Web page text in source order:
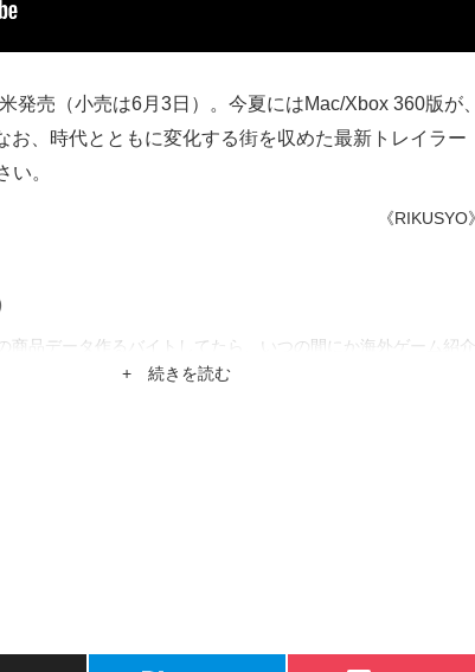
発売（小売は6月3日）。今夏にはMac/Xbox 360版が、
、時代とともに変化する街を収めた最新トレイラー
。
《RIKUSYO》
商品データ作るバイトしてたら、いつの間にか海外ゲーム紹介
+ 続きを読む